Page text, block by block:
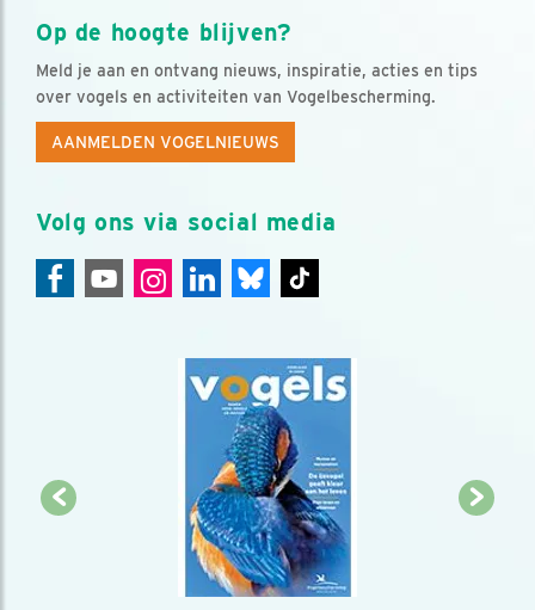
Op de hoogte blijven?
Meld je aan en ontvang nieuws, inspiratie, acties en tips
over vogels en activiteiten van Vogelbescherming.
AANMELDEN VOGELNIEUWS
Volg ons via social media